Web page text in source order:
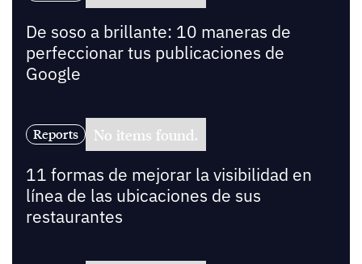
De soso a brillante: 10 maneras de
perfeccionar tus publicaciones de
Google
Reports No items found.
11 formas de mejorar la visibilidad en
línea de las ubicaciones de sus
restaurantes